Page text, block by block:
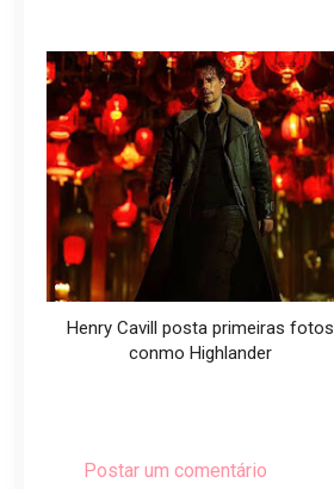
Henry Cavill posta primeiras fotos
conmo Highlander
Postar um comentário